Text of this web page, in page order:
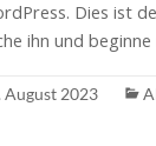
Dies ist
ihn und
August 2023